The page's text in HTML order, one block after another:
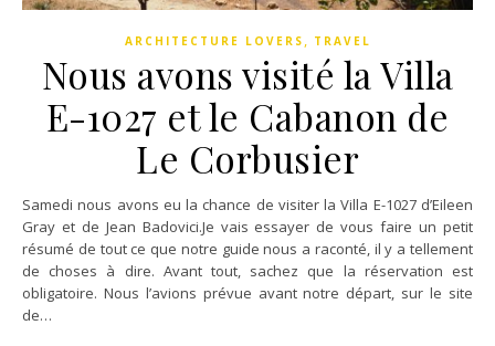
ARCHITECTURE LOVERS , TRAVEL
Nous avons visité la Villa
E-1027 et le Cabanon de
Le Corbusier
Samedi nous avons eu la chance de visiter la Villa E-1027 d’Eileen
Gray et de Jean Badovici.Je vais essayer de vous faire un petit
résumé de tout ce que notre guide nous a raconté, il y a tellement
de choses à dire. Avant tout, sachez que la réservation est
obligatoire. Nous l’avions prévue avant notre départ, sur le site
de…